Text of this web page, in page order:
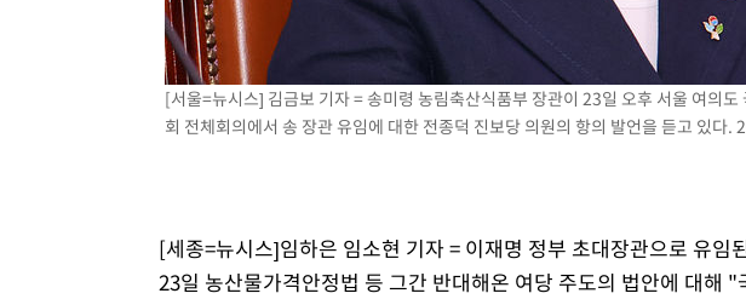
[서울=뉴시스] 김금보 기자 = 송미령 농림축산식품부 장관이 23일 오후 서울 여의
회 전체회의에서 송 장관 유임에 대한 전종덕 진보당 의원의 항의 발언을 듣고 있다.
[세종=뉴시스]임하은 임소현 기자 = 이재명 정부 초대장관으로 유임
23일 농산물가격안정법 등 그간 반대해온 여당 주도의 법안에 대해